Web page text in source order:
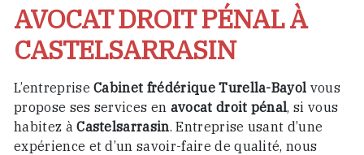
AVOCAT DROIT PÉNAL À
CASTELSARRASIN
L’entrepriseCabinet frédérique Turella-Bayol vous
propose ses services en avocat droit pénal, si vous
habitez àCastelsarrasin. Entreprise usant d’une
expérience et d’un savoir-faire de qualité, nous